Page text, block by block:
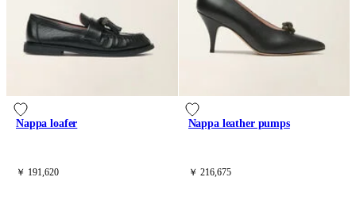
Nappa loafer
￥ 191,620
Nappa leather pumps
￥ 216,675